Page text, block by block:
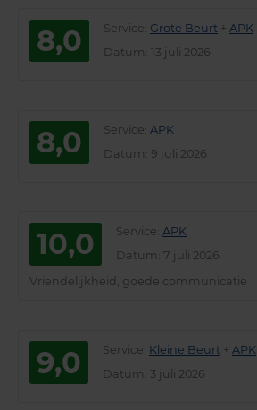
8,0 Service Grote Beurt + APK
Datum : 13 juli 2026
8,0 Service APK
Datum : 9 juli 2026
10,0 Service APK
Datum : 7 juli 2026
Vriendelijkheid, goede communicatie
9,0 Service Kleine Beurt + APK
Datum : 3 juli 2026